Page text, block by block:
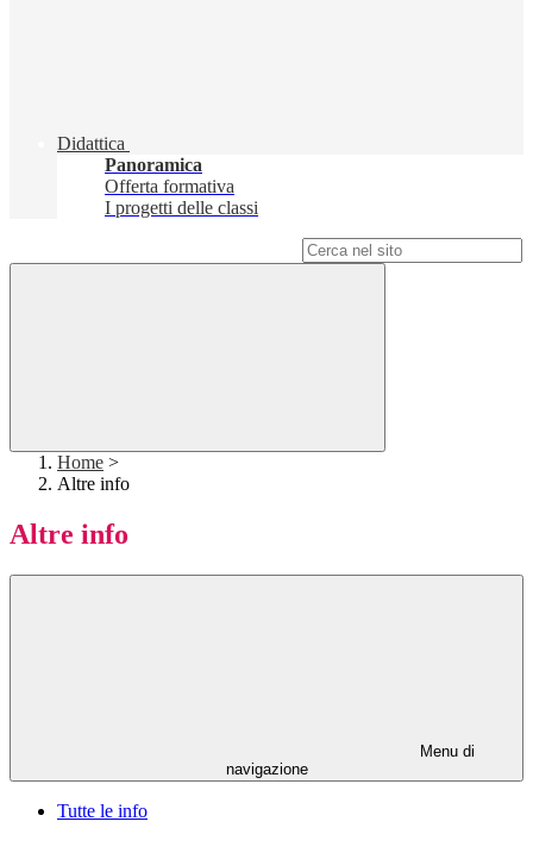
Didattica
Panoramica
Offerta formativa
I progetti delle classi
Home >
Altre info
Altre info
Menu di
navigazione
Tutte le info